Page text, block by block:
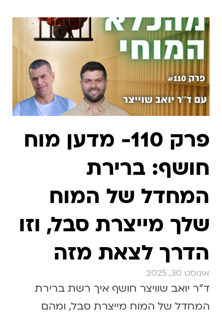
פרק 110- מדען מוח
חושף: ברירת
המחדל של המוח
שלך מייצרת סבל, וזו
הדרך לצאת מזה
אוגוסט 30, 2025
ד״ר יואב שוויצר חושף איך רשת ברירת
המחדל של המוח מייצרת סבל, ומהם